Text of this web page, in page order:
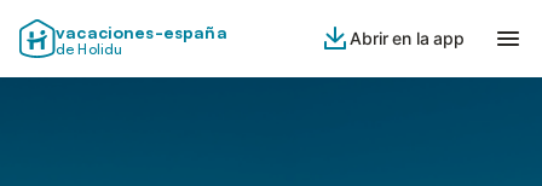
vacaciones-españa
de Holidu
Abrir en la app